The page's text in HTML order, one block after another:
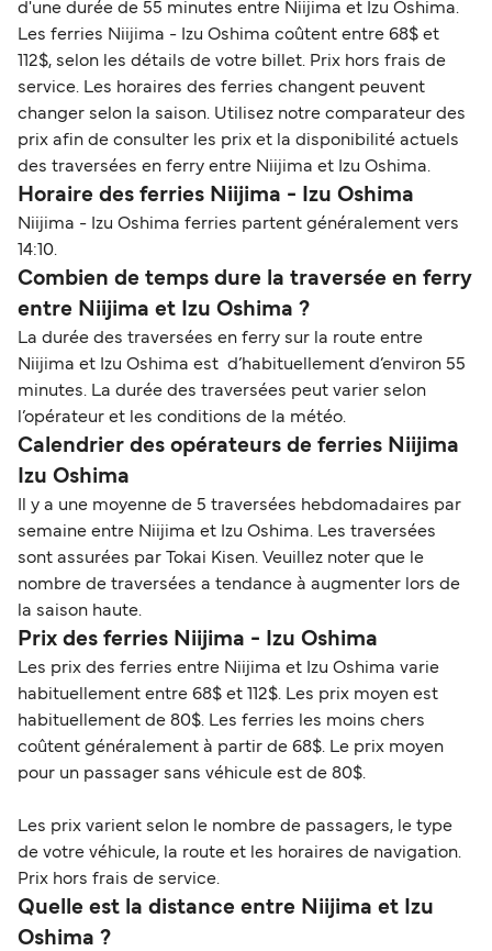
d'une durée de 55 minutes entre Niijima et Izu Oshima.
Les ferries Niijima - Izu Oshima coûtent entre 68$ et
112$, selon les détails de votre billet. Prix hors frais de
service. Les horaires des ferries changent peuvent
changer selon la saison. Utilisez notre comparateur des
prix afin de consulter les prix et la disponibilité actuels
des traversées en ferry entre Niijima et Izu Oshima.
Horaire des ferries Niijima - Izu Oshima
Niijima - Izu Oshima ferries partent généralement vers
14:10.
Combien de temps dure la traversée en ferry
entre Niijima et Izu Oshima ?
La durée des traversées en ferry sur la route entre
Niijima et Izu Oshima est d’habituellement d’environ 55
minutes. La durée des traversées peut varier selon
l’opérateur et les conditions de la météo.
Calendrier des opérateurs de ferries Niijima
Izu Oshima
Il y a une moyenne de 5 traversées hebdomadaires par
semaine entre Niijima et Izu Oshima. Les traversées
sont assurées par Tokai Kisen. Veuillez noter que le
nombre de traversées a tendance à augmenter lors de
la saison haute.
Prix des ferries Niijima - Izu Oshima
Les prix des ferries entre Niijima et Izu Oshima varie
habituellement entre 68$ et 112$. Les prix moyen est
habituellement de 80$. Les ferries les moins chers
coûtent généralement à partir de 68$. Le prix moyen
pour un passager sans véhicule est de 80$.
Les prix varient selon le nombre de passagers, le type
de votre véhicule, la route et les horaires de navigation.
Prix hors frais de service.
Quelle est la distance entre Niijima et Izu
Oshima ?